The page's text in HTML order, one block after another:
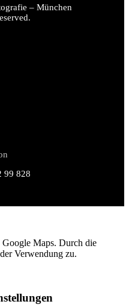
– München
99 828
Google Maps. Durch die
Verwendung zu.